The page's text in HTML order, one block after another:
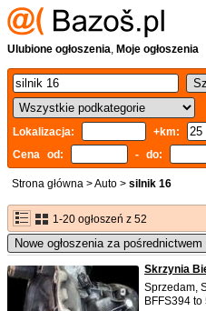
Ulubione ogłoszenia, Moje ogłoszenia
Lokalizacja:
+km:
Cena od:
- do:
Strona główna >Auto > silnik 16
1-20 ogłoszeń z 52
Nowe ogłoszenia za
Skrzynia
Sprzedam,
BFFS394